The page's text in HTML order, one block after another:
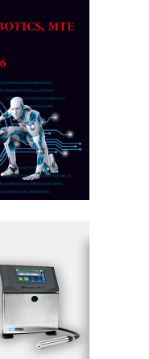
MINI-
metrologije
vođena
PANEL-OM
za
logističke
u